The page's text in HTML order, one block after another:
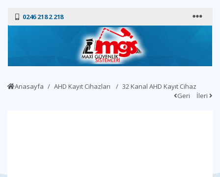
0246 218 2 218
Anasayfa AHD Kayıt Cihazları
32 Kanal AHD Kayıt Cihaz
Geri
İleri